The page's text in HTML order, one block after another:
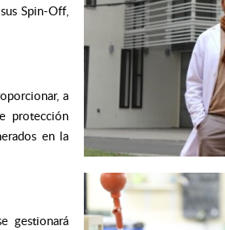
Spin-Off,
a
protección
en la
gestionará